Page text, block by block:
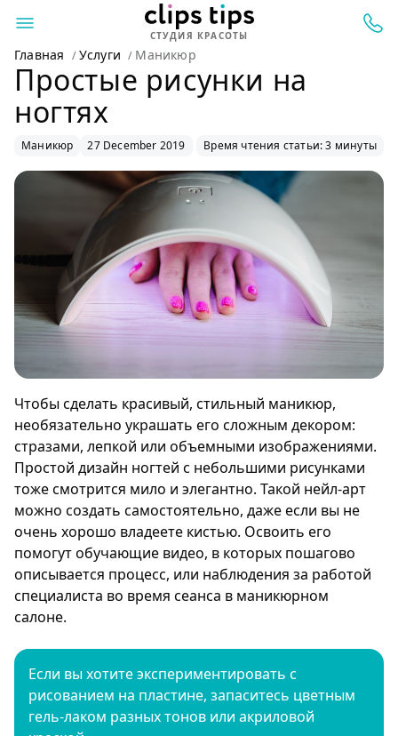
СТУДИЯ КРАСОТЫ
Главная Услуги Маникюр
Простые рисунки на
ногтях
Маникюр 27 December 2019 Время чтения статьи: 3 минуты
Чтобы сделать красивый, стильный маникюр,
необязательно украшать его сложным декором:
стразами, лепкой или объемными изображениями.
Простой дизайн ногтей с небольшими рисунками
тоже смотрится мило и элегантно. Такой нейл-арт
можно создать самостоятельно, даже если вы не
очень хорошо владеете кистью. Освоить его
помогут обучающие видео, в которых пошагово
описывается процесс, или наблюдения за работой
специалиста во время сеанса в маникюрном
салоне.
Если вы хотите экспериментировать с
рисованием на пластине, запаситесь цветным
гель-лаком разных тонов или акриловой